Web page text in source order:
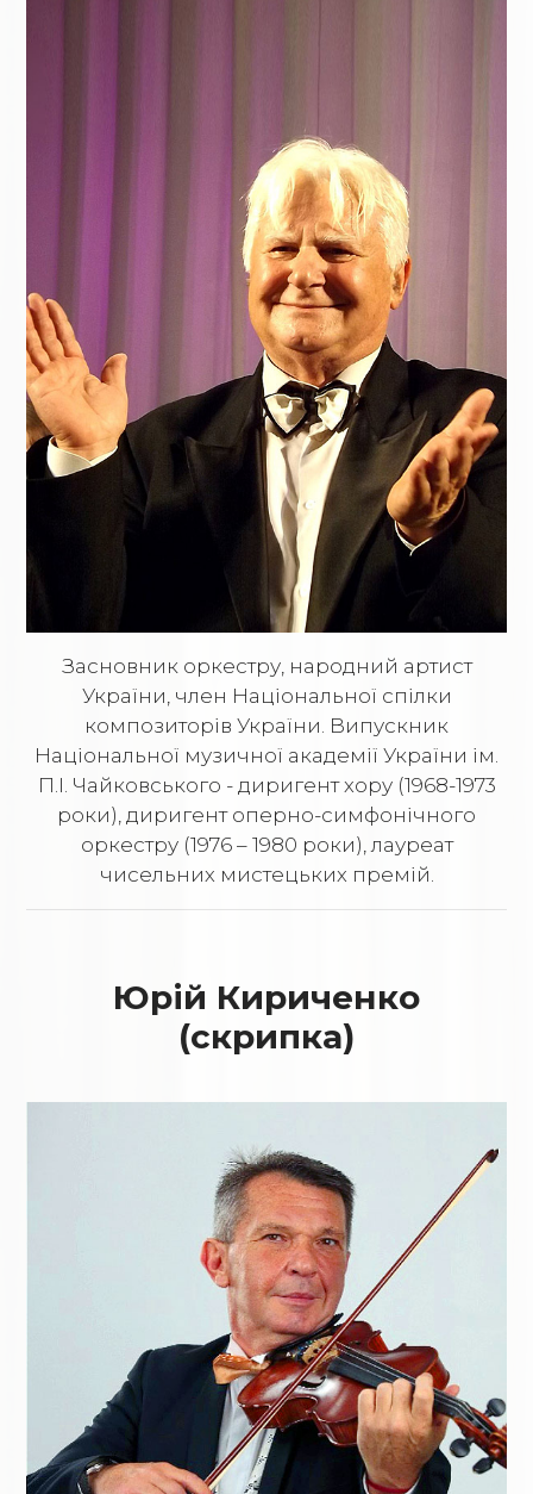
Засновник оркестру, народний артист
України, член Національної спілки
композиторів України. Випускник
Національної музичної академії України ім.
П.І. Чайковського - диригент хору (1968-1973
роки), диригент оперно-симфонічного
оркестру (1976 – 1980 роки), лауреат
чисельних мистецьких премій.
Юрій Кириченко
(скрипка)